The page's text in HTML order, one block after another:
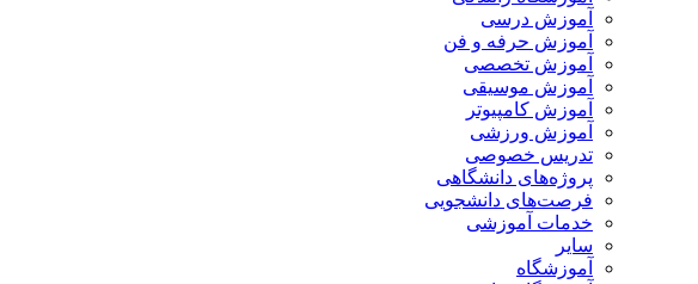
آموزش درسی
آموزش حرفه و فن
آموزش تخصصی
آموزش موسیقی
آموزش کامپیوتر
آموزش ورزشی
تدریس خصوصی
پروژه‌های دانشگاهی
فرصت‌های دانشجویی
خدمات آموزشی
سایر
آموزشگاه